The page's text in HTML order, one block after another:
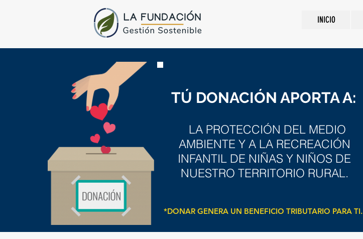
INICIO
TÚ DONACIÓN APORTA A:
LA PROTECCIÓN DEL MEDIO
AMBIENTE Y A LA RECREACIÓN
INFANTIL DE NIÑAS Y NIÑOS DE
NUESTRO TERRITORIO RURAL.
*DONAR GENERA UN BENEFICIO TRIBUTARIO PARA TI.